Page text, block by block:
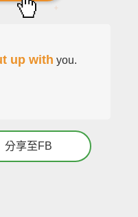
up with you.
分享至FB